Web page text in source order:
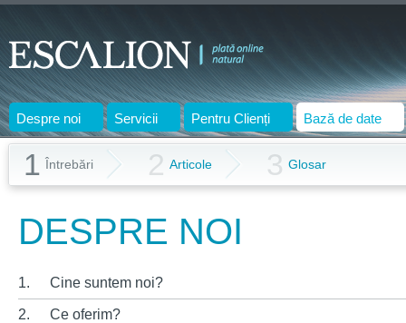
Despre noi Servicii Pentru Clienți Bază de date
1 Întrebări 2 Articole 3 Glosar
DESPRE NOI
1. Cine suntem noi?
2. Ce oferim?